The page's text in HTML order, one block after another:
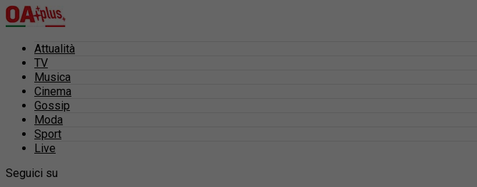
Attualità
TV
Musica
Cinema
Gossip
Moda
Sport
Live
Seguici su